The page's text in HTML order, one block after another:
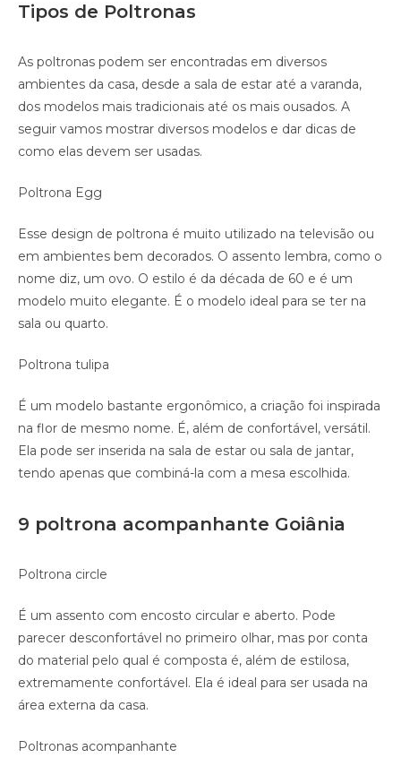
Tipos de Poltronas
As poltronas podem ser encontradas em diversos
ambientes da casa, desde a sala de estar até a varanda,
dos modelos mais tradicionais até os mais ousados. A
seguir vamos mostrar diversos modelos e dar dicas de
como elas devem ser usadas.
Poltrona Egg
Esse design de poltrona é muito utilizado na televisão ou
em ambientes bem decorados. O assento lembra, como o
nome diz, um ovo. O estilo é da década de 60 e é um
modelo muito elegante. É o modelo ideal para se ter na
sala ou quarto.
Poltrona tulipa
É um modelo bastante ergonômico, a criação foi inspirada
na flor de mesmo nome. É, além de confortável, versátil.
Ela pode ser inserida na sala de estar ou sala de jantar,
tendo apenas que combiná-la com a mesa escolhida.
9 poltrona acompanhante Goiânia
Poltrona circle
É um assento com encosto circular e aberto. Pode
parecer desconfortável no primeiro olhar, mas por conta
do material pelo qual é composta é, além de estilosa,
extremamente confortável. Ela é ideal para ser usada na
área externa da casa.
Poltronas acompanhante